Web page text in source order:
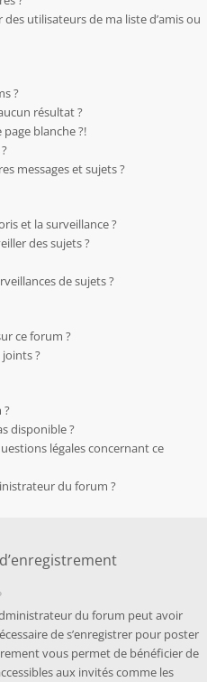
utilisateurs de ma liste d’amis ou
?
résultat ?
blanche ?!
messages et sujets ?
et la surveillance ?
des sujets ?
de sujets ?
ce forum ?
?
disponible ?
légales concernant ce
du forum ?
du forum peut avoir
de s’enregistrer pour poster
vous permet de bénéficier de
aux invités comme les